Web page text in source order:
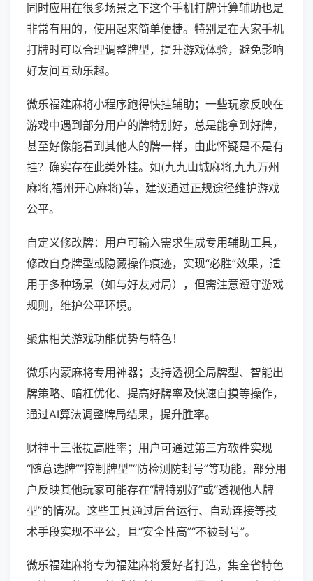
同时应用在很多场景之下这个手机打牌计算辅助也是
非常有用的，使用起来简单便捷。特别是在大家手机
打牌时可以合理调整牌型，提升游戏体验，避免影响
好友间互动乐趣。
微乐福建麻将小程序跑得快挂辅助；一些玩家反映在
游戏中遇到部分用户的牌特别好，总是能拿到好牌，
甚至好像能看到其他人的牌一样，由此怀疑是不是有
挂？确实存在此类外挂。如(九九山城麻将,九九万州
麻将,福州开心麻将)等，建议通过正规途径维护游戏
公平。
自定义修改牌：用户可输入需求生成专用辅助工具，
修改自身牌型或隐藏操作痕迹，实现“必胜”效果，适
用于多种场景（如与好友对局），但需注意遵守游戏
规则，维护公平环境。
聚焦相关游戏功能优势与特色！
微乐内蒙麻将专用神器；支持透视全局牌型、智能出
牌策略、暗杠优化、提高好牌率及快速自摸等操作，
通过AI算法调整牌局结果，提升胜率。
财神十三张提高胜率；用户可通过第三方软件实现
“随意选牌”“控制牌型”“防检测防封号”等功能，部分用
户反映其他玩家可能存在“牌特别好”或“透视他人牌
型”的情况。这些工具通过后台运行、自动连接等技
术手段实现不平公，且“安全性高”“不被封号”。
微乐福建麻将专为福建麻将爱好者打造，集全省特色